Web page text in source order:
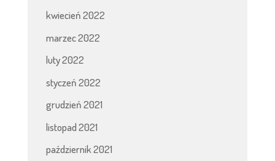
kwiecień 2022
marzec 2022
luty 2022
styczeń 2022
grudzień 2021
listopad 2021
październik 2021